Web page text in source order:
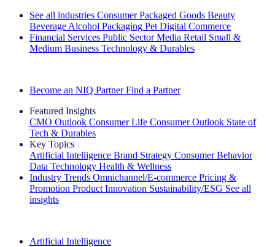
See all industries Consumer Packaged Goods Beauty
Beverage Alcohol Packaging Pet Digital Commerce
Financial Services Public Sector Media Retail Small &
Medium Business Technology & Durables
Become an NIQ Partner Find a Partner
Featured Insights
CMO Outlook Consumer Life Consumer Outlook State of
Tech & Durables
Key Topics
Artificial Intelligence Brand Strategy Consumer Behavior
Data Technology Health & Wellness
Industry Trends Omnichannel/E-commerce Pricing &
Promotion Product Innovation Sustainability/ESG See all
insights
Artificial Intelligence